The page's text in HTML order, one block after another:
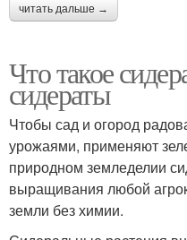
читать дальше →
Что такое
сидераты
Чтобы сад и огород
урожаями, применяют
природном земледелии
выращивания любой
земли без химии.